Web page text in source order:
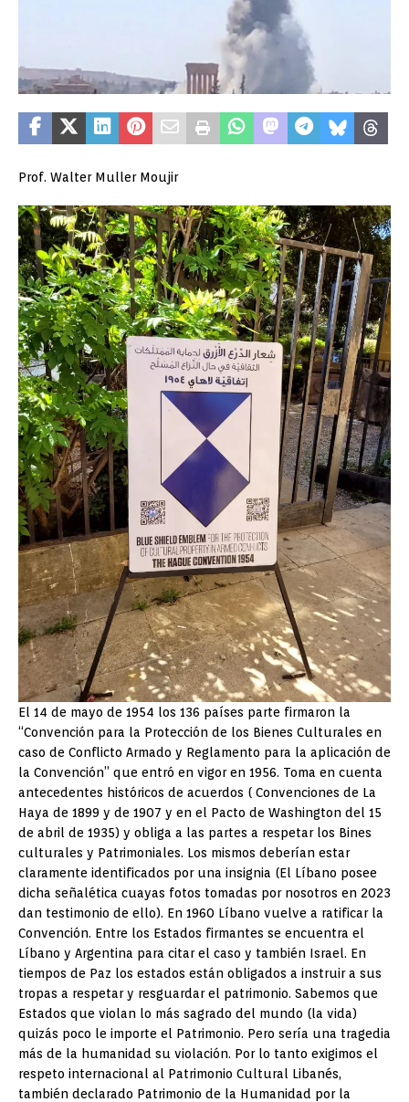
Prof. Walter Muller Moujir
El 14 de mayo de 1954 los 136 países parte firmaron la
“Convención para la Protección de los Bienes Culturales en
caso de Conflicto Armado y Reglamento para la aplicación de
la Convención” que entró en vigor en 1956. Toma en cuenta
antecedentes históricos de acuerdos ( Convenciones de La
Haya de 1899 y de 1907 y en el Pacto de Washington del 15
de abril de 1935) y obliga a las partes a respetar los Bines
culturales y Patrimoniales. Los mismos deberían estar
claramente identificados por una insignia (El Líbano posee
dicha señalética cuayas fotos tomadas por nosotros en 2023
dan testimonio de ello). En 1960 Líbano vuelve a ratificar la
Convención. Entre los Estados firmantes se encuentra el
Líbano y Argentina para citar el caso y también Israel. En
tiempos de Paz los estados están obligados a instruir a sus
tropas a respetar y resguardar el patrimonio. Sabemos que
Estados que violan lo más sagrado del mundo (la vida)
quizás poco le importe el Patrimonio. Pero sería una tragedia
más de la humanidad su violación. Por lo tanto exigimos el
respeto internacional al Patrimonio Cultural Libanés,
también declarado Patrimonio de la Humanidad por la